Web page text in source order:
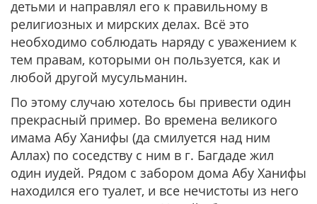
детьми и направлял его к правильному в
религиозных и мирских делах. Всё это
необходимо соблюдать наряду с уважением к
тем правам, которыми он пользуется, как и
любой другой мусульманин.
По этому случаю хотелось бы привести один
прекрасный пример. Во времена великого
имама Абу Ханифы (да смилуется над ним
Аллах) по соседству с ним в г. Багдаде жил
один иудей. Рядом с забором дома Абу Ханифы
находился его туалет, и все нечистоты из него